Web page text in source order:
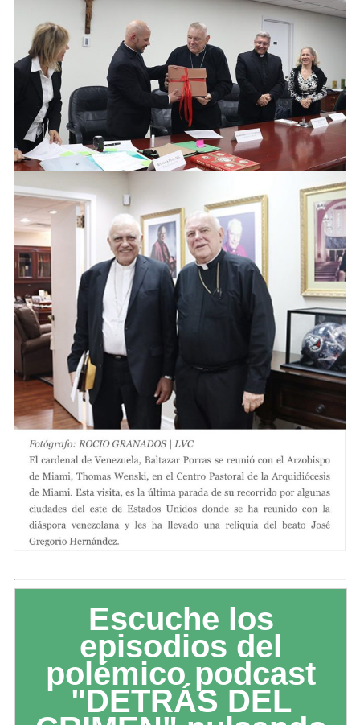
Escuche los
episodios del
polémico podcast
"DETRÁS DEL